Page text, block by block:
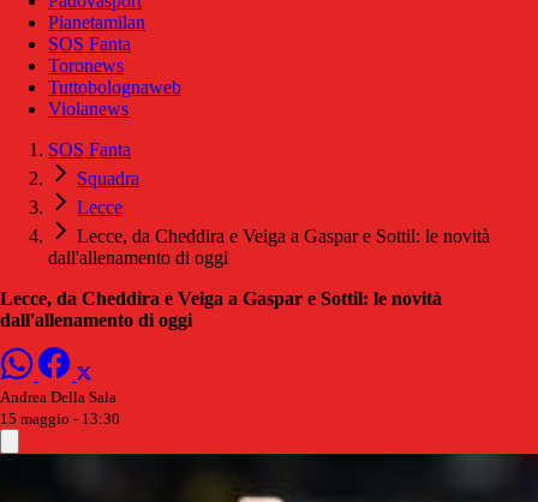
Pianetamilan
SOS Fanta
Toronews
Tuttobolognaweb
Violanews
SOS Fanta
Squadra
Lecce
Lecce, da Cheddira e Veiga a Gaspar e Sottil: le novità
dall'allenamento di oggi
Lecce, da Cheddira e Veiga a Gaspar e Sottil: le novità
dall'allenamento di oggi
Andrea Della Sala
15 maggio - 13:30